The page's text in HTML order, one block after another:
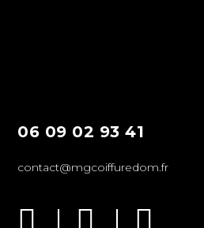
06 09 02 93 41
contact@mgcoiffuredom.fr